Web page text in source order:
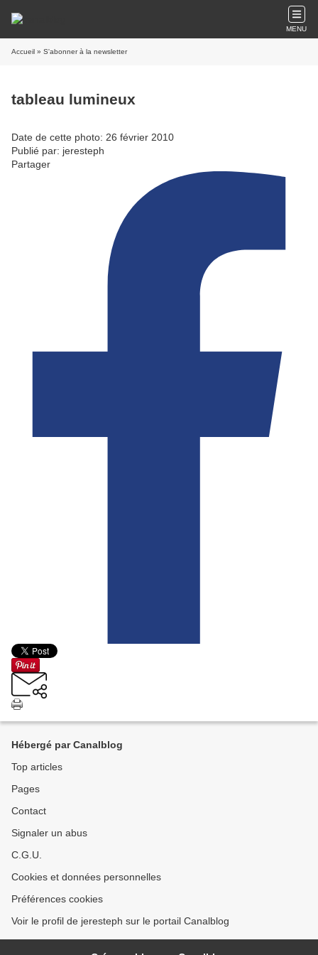
MENU
Accueil » S'abonner à la newsletter
tableau lumineux
Date de cette photo: 26 février 2010
Publié par: jeresteph
Partager
Hébergé par Canalblog
Top articles
Pages
Contact
Signaler un abus
C.G.U.
Cookies et données personnelles
Préférences cookies
Voir le profil de jeresteph sur le portail Canalblog